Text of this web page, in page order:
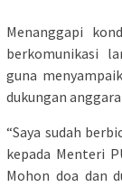
Menanggapi
berkomunikasi
guna
dukungan
“Saya sudah
kepada Menteri
Mohon doa dan